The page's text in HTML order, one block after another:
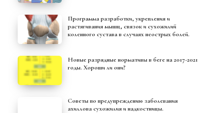
Программа разработки, укрепления и
растягивания мышц, связок и сухожилий
коленного сустава в случаях неострых болей.
Новые разрядные нормативы в беге на 2017-2021
годы. Хороши ли они?
Советы по предупреждению заболевания
ахиллова сухожилия и надкостницы.